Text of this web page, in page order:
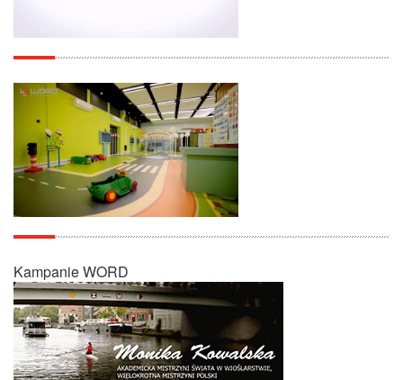
Kampanie WORD